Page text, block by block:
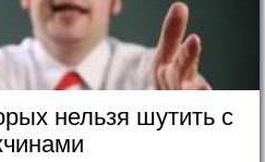
нельзя шутить с